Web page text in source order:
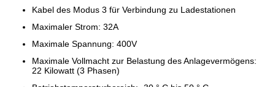
Kabel des Modus 3 für Verbindung zu Ladestationen
Maximaler Strom: 32A
Maximale Spannung: 400V
Maximale Vollmacht zur Belastung des Anlagevermögens:
22 Kilowatt (3 Phasen)